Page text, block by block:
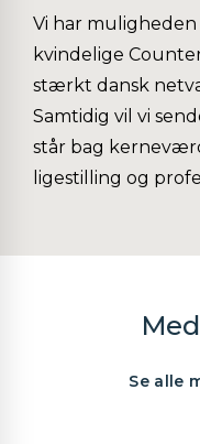
Vi har
kvindelige
stærkt dansk
Samtidig vil vi
står bag
ligestilling og
Se alle